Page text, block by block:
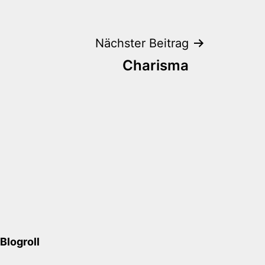
Nächster Beitrag
Charisma
Blogroll